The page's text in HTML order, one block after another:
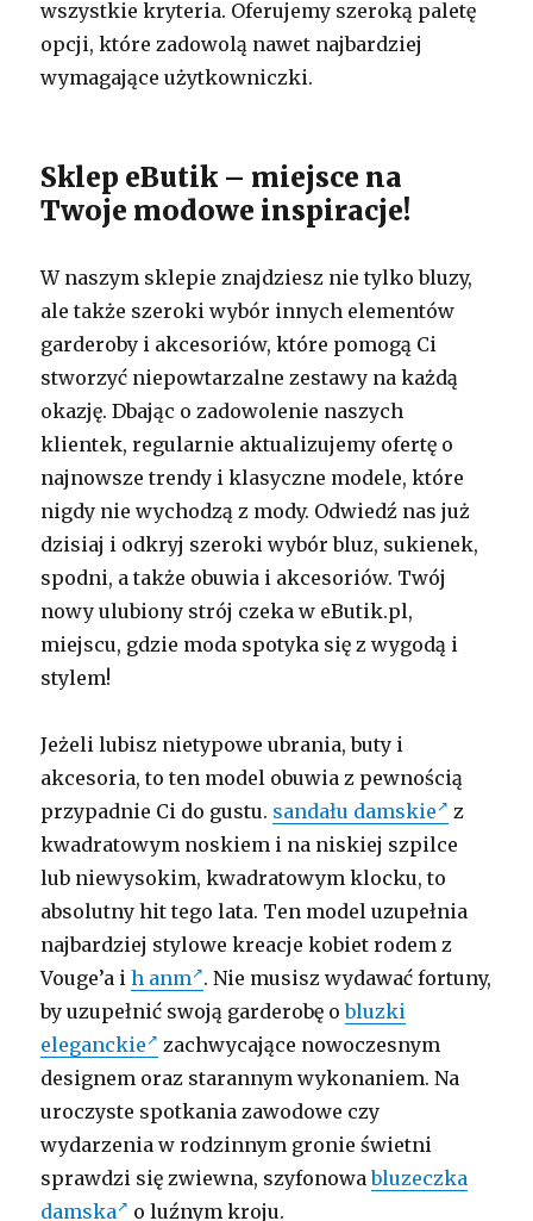
wszystkie kryteria. Oferujemy szeroką paletę
opcji, które zadowolą nawet najbardziej
wymagające użytkowniczki.
Sklep eButik – miejsce na
Twoje modowe inspiracje!
W naszym sklepie znajdziesz nie tylko bluzy,
ale także szeroki wybór innych elementów
garderoby i akcesoriów, które pomogą Ci
stworzyć niepowtarzalne zestawy na każdą
okazję. Dbając o zadowolenie naszych
klientek, regularnie aktualizujemy ofertę o
najnowsze trendy i klasyczne modele, które
nigdy nie wychodzą z mody. Odwiedź nas już
dzisiaj i odkryj szeroki wybór bluz, sukienek,
spodni, a także obuwia i akcesoriów. Twój
nowy ulubiony strój czeka w eButik.pl,
miejscu, gdzie moda spotyka się z wygodą i
stylem!
Jeżeli lubisz nietypowe ubrania, buty i
akcesoria, to ten model obuwia z pewnością
przypadnie Ci do gustu. sandału damskie
z
kwadratowym noskiem i na niskiej szpilce
lub niewysokim, kwadratowym klocku, to
absolutny hit tego lata. Ten model uzupełnia
najbardziej stylowe kreacje kobiet rodem z
Vouge’a ih anm . Nie musisz wydawać fortuny,
by uzupełnić swoją garderobę obluzki
eleganckie
zachwycające nowoczesnym
designem oraz starannym wykonaniem. Na
uroczyste spotkania zawodowe czy
wydarzenia w rodzinnym gronie świetni
sprawdzi się zwiewna, szyfonowabluzeczka
damska
o luźnym kroju.